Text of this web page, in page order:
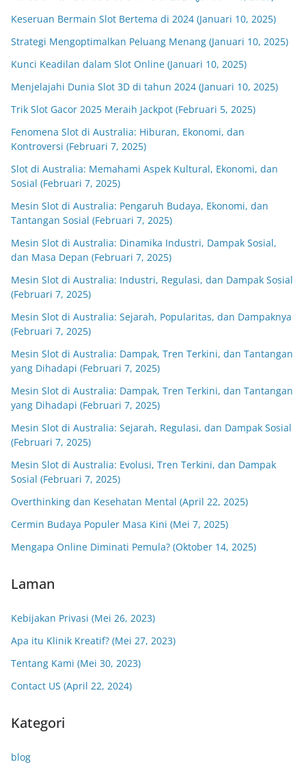
Keseruan Bermain Slot Bertema di 2024 (Januari 10, 2025)
Strategi Mengoptimalkan Peluang Menang (Januari 10, 2025)
Kunci Keadilan dalam Slot Online (Januari 10, 2025)
Menjelajahi Dunia Slot 3D di tahun 2024 (Januari 10, 2025)
Trik Slot Gacor 2025 Meraih Jackpot (Februari 5, 2025)
Fenomena Slot di Australia: Hiburan, Ekonomi, dan
Kontroversi (Februari 7, 2025)
Slot di Australia: Memahami Aspek Kultural, Ekonomi, dan
Sosial (Februari 7, 2025)
Mesin Slot di Australia: Pengaruh Budaya, Ekonomi, dan
Tantangan Sosial (Februari 7, 2025)
Mesin Slot di Australia: Dinamika Industri, Dampak Sosial,
dan Masa Depan (Februari 7, 2025)
Mesin Slot di Australia: Industri, Regulasi, dan Dampak Sosial
(Februari 7, 2025)
Mesin Slot di Australia: Sejarah, Popularitas, dan Dampaknya
(Februari 7, 2025)
Mesin Slot di Australia: Dampak, Tren Terkini, dan Tantangan
yang Dihadapi (Februari 7, 2025)
Mesin Slot di Australia: Dampak, Tren Terkini, dan Tantangan
yang Dihadapi (Februari 7, 2025)
Mesin Slot di Australia: Sejarah, Regulasi, dan Dampak Sosial
(Februari 7, 2025)
Mesin Slot di Australia: Evolusi, Tren Terkini, dan Dampak
Sosial (Februari 7, 2025)
Overthinking dan Kesehatan Mental (April 22, 2025)
Cermin Budaya Populer Masa Kini (Mei 7, 2025)
Mengapa Online Diminati Pemula? (Oktober 14, 2025)
Laman
Kebijakan Privasi (Mei 26, 2023)
Apa itu Klinik Kreatif? (Mei 27, 2023)
Tentang Kami (Mei 30, 2023)
Contact US (April 22, 2024)
Kategori
blog